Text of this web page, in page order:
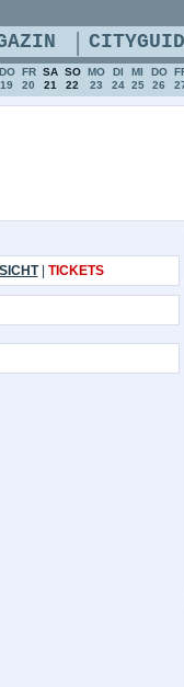
| TICKETS
|
DO
19
FR
20
SA
21
SO
22
MO
23
DI
24
MI
25
DO
26